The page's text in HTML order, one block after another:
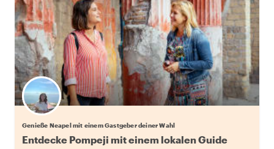
Wähle deinen Lieblingsgastgeber
Genieße Neapel mit einem Gastgeber deiner Wahl
Entdecke Pompeji mit einem lokalen Guide